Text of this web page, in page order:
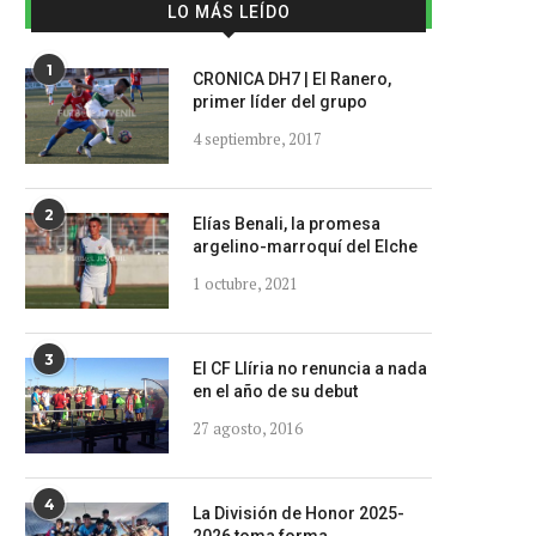
LO MÁS LEÍDO
1
CRONICA DH7 | El Ranero,
primer líder del grupo
4 septiembre, 2017
2
Elías Benali, la promesa
argelino-marroquí del Elche
1 octubre, 2021
3
El CF Llíria no renuncia a nada
en el año de su debut
27 agosto, 2016
4
La División de Honor 2025-